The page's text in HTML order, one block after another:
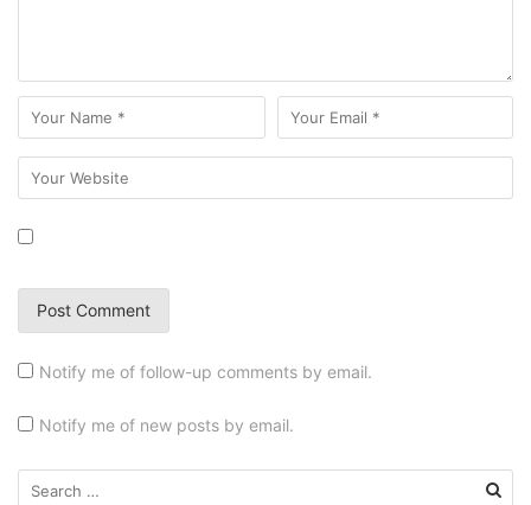
Notify me of follow-up comments by email.
Notify me of new posts by email.
Search